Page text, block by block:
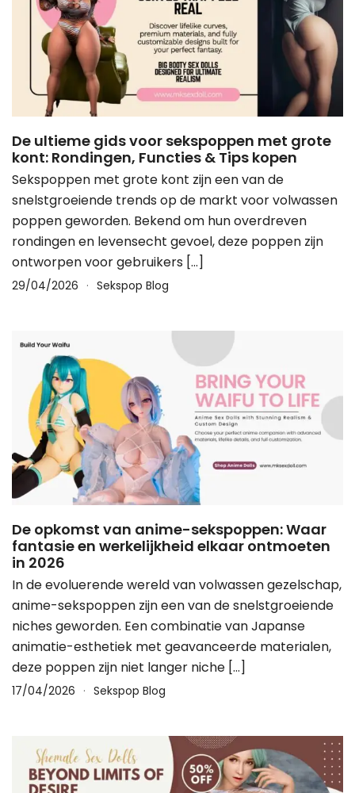
De ultieme gids voor sekspoppen met grote
kont: Rondingen, Functies & Tips kopen
Sekspoppen met grote kont zijn een van de
snelstgroeiende trends op de markt voor volwassen
poppen geworden. Bekend om hun overdreven
rondingen en levensecht gevoel, deze poppen zijn
ontworpen voor gebruikers […]
29/04/2026 Sekspop Blog
De opkomst van anime-sekspoppen: Waar
fantasie en werkelijkheid elkaar ontmoeten
in 2026
In de evoluerende wereld van volwassen gezelschap,
anime-sekspoppen zijn een van de snelstgroeiende
niches geworden. Een combinatie van Japanse
animatie-esthetiek met geavanceerde materialen,
deze poppen zijn niet langer niche […]
17/04/2026 Sekspop Blog